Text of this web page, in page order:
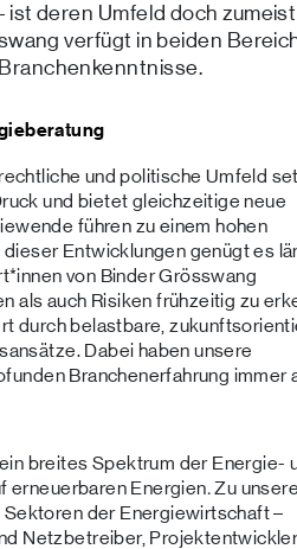
deren Umfeld doch
verfügt in beiden
und politische Umfeld
und bietet gleichzeitige neue
führen zu einem hohen
Entwicklungen genügt es
von Binder Grösswang
als auch Risiken frühzeitig zu
durch belastbare,
Dabei haben unsere
Branchenerfahrung immer
breites Spektrum der Energie-
erneuerbaren Energien.Zu
der Energiewirtschaft –
Netzbetreiber,